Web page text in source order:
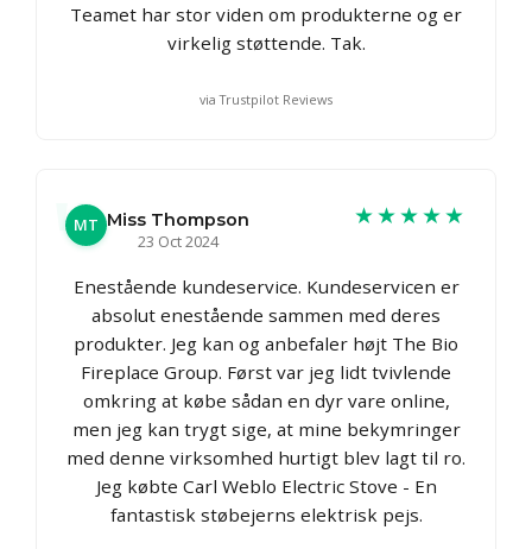
Teamet har stor viden om produkterne og er
virkelig støttende. Tak.
via Trustpilot Reviews
MT Miss Thompson
23 Oct 2024
★★★★★
Enestående kundeservice. Kundeservicen er
absolut enestående sammen med deres
produkter. Jeg kan og anbefaler højt The Bio
Fireplace Group. Først var jeg lidt tvivlende
omkring at købe sådan en dyr vare online,
men jeg kan trygt sige, at mine bekymringer
med denne virksomhed hurtigt blev lagt til ro.
Jeg købte Carl Weblo Electric Stove - En
fantastisk støbejerns elektrisk pejs.